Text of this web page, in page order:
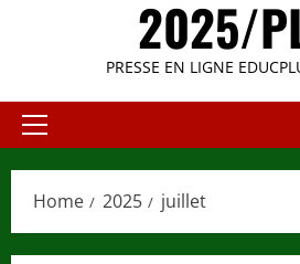
2025/
PRESSE EN LIGNE
Primary
Home 2025 juillet